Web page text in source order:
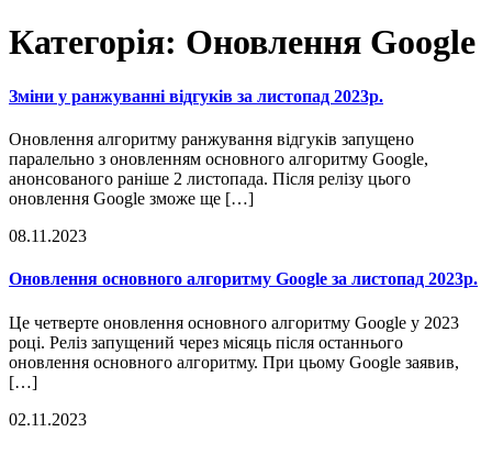
Категорія: Оновлення Google
Зміни у ранжуванні відгуків за листопад 2023р.
Оновлення алгоритму ранжування відгуків запущено
паралельно з оновленням основного алгоритму Google,
анонсованого раніше 2 листопада. Після релізу цього
оновлення Google зможе ще […]
08.11.2023
Оновлення основного алгоритму Google за листопад 2023р.
Це четверте оновлення основного алгоритму Google у 2023
році. Реліз запущений через місяць після останнього
оновлення основного алгоритму. При цьому Google заявив,
[…]
02.11.2023